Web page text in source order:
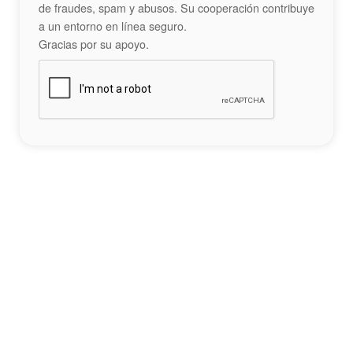
de fraudes, spam y abusos. Su cooperación contribuye
a un entorno en línea seguro.
Gracias por su apoyo.